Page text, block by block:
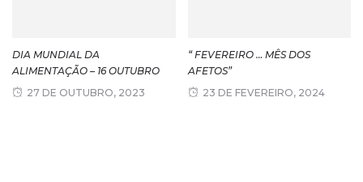
DIA MUNDIAL DA
ALIMENTAÇÃO – 16 OUTUBRO
27 DE OUTUBRO, 2023
“ FEVEREIRO … MÊS DOS
AFETOS”
23 DE FEVEREIRO, 2024